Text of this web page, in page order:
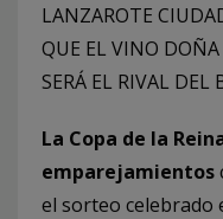
LANZAROTE
QUE EL VINO
SERÁ EL RIVAL
La Copa de la
emparejamientos
el sorteo celebrado